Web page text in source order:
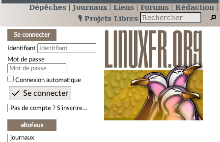
Dépêches Journaux Liens Forums
Rédaction
🎙️ Projets Libres
Se connecter
Identifiant
Mot de passe
Connexion automatique
Pas de compte ? S’inscrire…
altofeux
journaux